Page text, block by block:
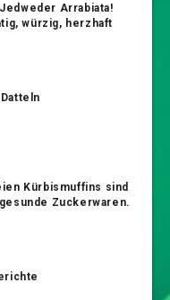
Arrabiata!
würzig, herzhaft
Kürbismuffins sind
Zuckerwaren.